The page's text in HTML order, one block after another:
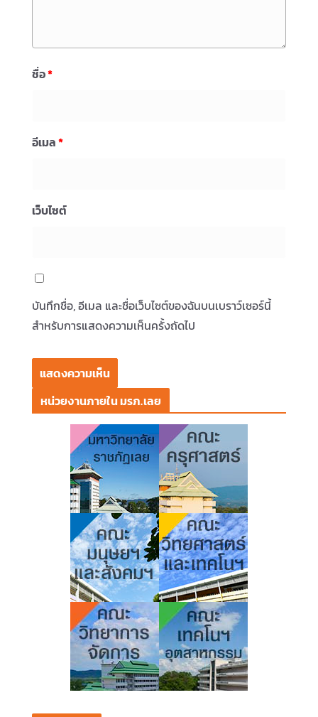
ชื่อ*
อีเมล*
เว็บไซต์
บันทึกชื่อ, อีเมล และชื่อเว็บไซต์ของฉันบนเบราว์เซอร์นี้
สำหรับการแสดงความเห็นครั้งถัดไป
หน่วยงานภายใน มรภ.เลย